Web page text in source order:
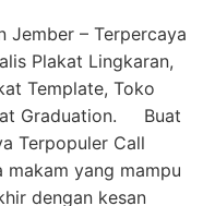
Jember – Terpercaya
Plakat Lingkaran,
Template, Toko
Graduation. Buat
Terpopuler Call
makam yang mampu
dengan kesan